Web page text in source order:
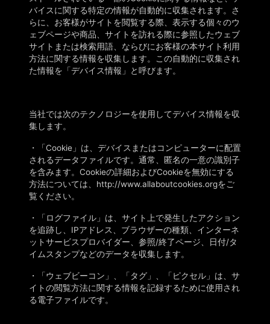
バイスに関する特定の情報が自動的に収集されます。さ
らに、お客様がサイトを閲覧する際、表示する個々のウ
ェブページや商品、サイトを訪れる際に参照したウェブ
サイトまたは検索用語、ならびにお客様の本サイト利用
方法に関する情報を収集します。この自動的に収集され
た情報を「デバイス情報」と呼びます。
当社では次のテクノロジーを使用してデバイス情報を収
集します。
・
「Cookie」は、デバイスまたはコンピューターに配置
されるデータファイルです。通常、匿名の一意の識別子
を含みます。Cookieの詳細およびCookieを無効にする
方法については、http://www.allaboutcookies.orgをご
覧ください。
・
「ログファイル」は、サイト上で発生したアクション
を追跡し、IPアドレス、ブラウザーの種類、インターネ
ットサービスプロバイダー、参照/終了ページ、日付/タ
イムスタンプなどのデータを収集します。
・
「ウェブビーコン」、「タグ」、「ピクセル」は、サ
イトの閲覧方法に関する情報を記録するために使用され
る電子ファイルです。